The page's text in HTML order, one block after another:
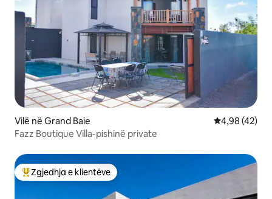
Vilë në Grand Baie Vlerësimi
4,98 (42)
Fazz Boutique Villa-pishinë private
Më të mirat e zgjedhjeve të klientëve
Zgjedhja e klientëve